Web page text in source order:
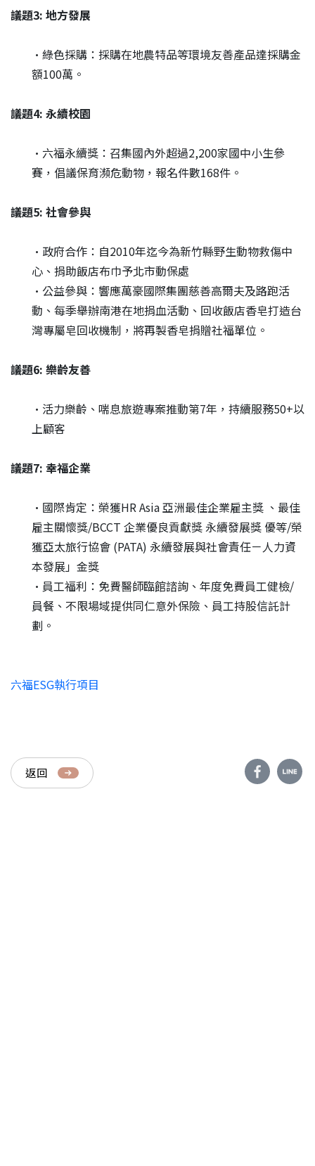
議題3: 地方發展
•綠色採購：採購在地農特品等環境友善產品達採購金
額100萬。
議題4: 永續校園
•六福永續獎：召集國內外超過2,200家國中小生參
賽，倡議保育瀕危動物，報名件數168件。
議題5: 社會參與
•政府合作：自2010年迄今為新竹縣野生動物救傷中
心、捐助飯店布巾予北市動保處
•公益參與：響應萬豪國際集團慈善高爾夫及路跑活
動、每季舉辦南港在地捐血活動、回收飯店香皂打造台
灣專屬皂回收機制，將再製香皂捐贈社福單位。
議題6: 樂齡友善
•活力樂齡、喘息旅遊專案推動第7年，持續服務50+以
上顧客
議題7: 幸福企業
•國際肯定：榮獲HR Asia 亞洲最佳企業雇主獎 、最佳
雇主關懷獎/BCCT 企業優良貢獻獎 永續發展獎 優等/榮
獲亞太旅行協會 (PATA) 永續發展與社會責任－人力資
本發展」金獎
•員工福利：免費醫師臨館諮詢、年度免費員工健檢/
員餐、不限場域提供同仁意外保險、員工持股信託計
劃。
六福ESG執行項目
返回